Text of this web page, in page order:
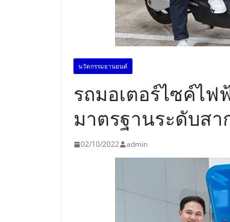
นวัตกรรมยานยนต์
รถมอเตอร์ไซค์ไฟ
มาตรฐานระดับสา
02/10/2022 admin